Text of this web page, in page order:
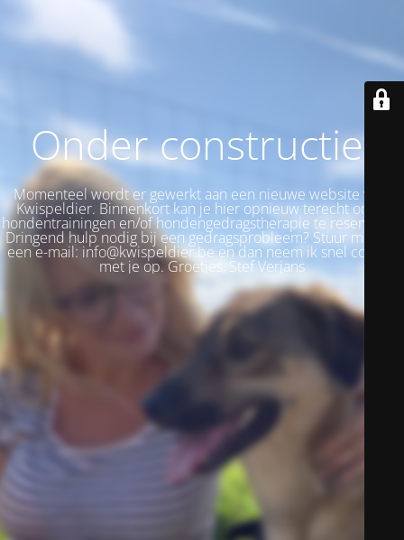
Onder constructie!
Momenteel wordt er gewerkt aan een nieuwe website voor
Kwispeldier. Binnenkort kan je hier opnieuw terecht om je
hondentrainingen en/of hondengedragstherapie te reserveren.
Dringend hulp nodig bij een gedragsprobleem? Stuur me dan
een e-mail: info@kwispeldier.be en dan neem ik snel contact
met je op. Groetjes, Stef Verjans